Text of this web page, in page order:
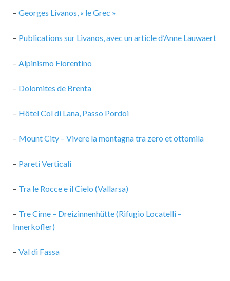
– Georges Livanos, « le Grec »
– Publications sur Livanos, avec un article d’Anne Lauwaert
– Alpinismo Fiorentino
– Dolomites de Brenta
– Hôtel Col di Lana, Passo Pordoi
– Mount City – Vivere la montagna tra zero et ottomila
– Pareti Verticali
– Tra le Rocce e il Cielo (Vallarsa)
– Tre Cime – Dreizinnenhütte (Rifugio Locatelli –
Innerkofler)
– Val di Fassa